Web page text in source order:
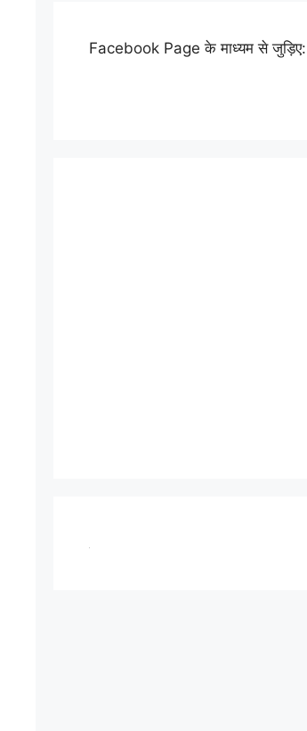
Facebook Page के माध्यम से जुड़िए: